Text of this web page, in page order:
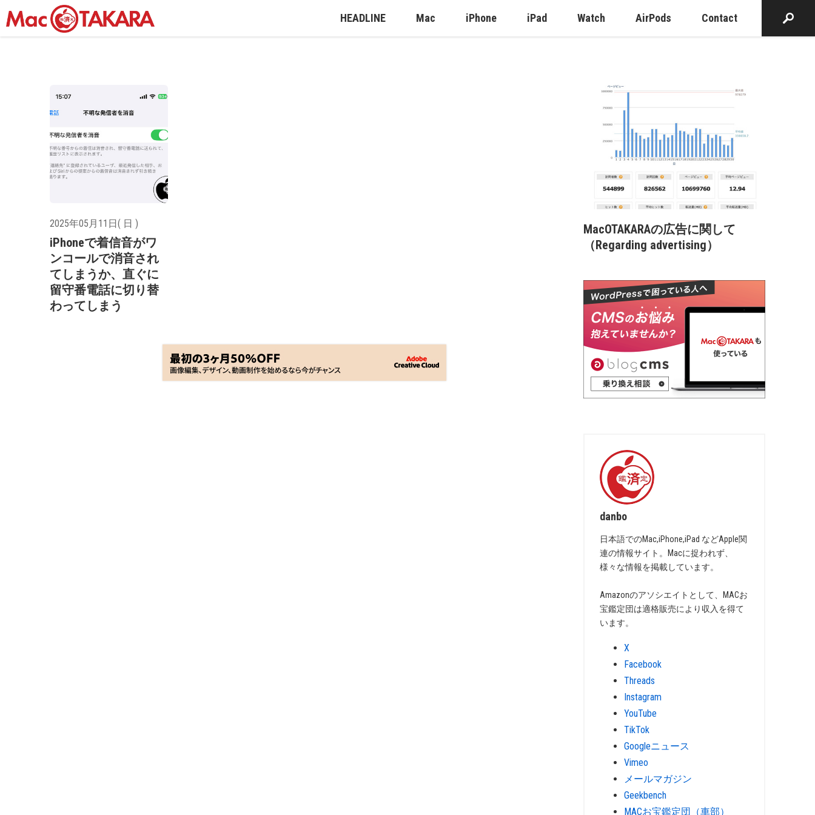
HEADLINE Mac iPhone iPad Watch AirPods Contact
2025年05月11日( 日 )
iPhoneで着信音がワ
ンコールで消音され
てしまうか、直ぐに
留守番電話に切り替
わってしまう
MacOTAKARAの広告に関して
（Regarding advertising）
danbo
日本語でのMac,iPhone,iPad などApple関
連の情報サイト。Macに捉われず、
様々な情報を掲載しています。
Amazonのアソシエイトとして、MACお
宝鑑定団は適格販売により収入を得て
います。
X
Facebook
Threads
Instagram
YouTube
TikTok
Googleニュース
Vimeo
メールマガジン
Geekbench
MACお宝鑑定団（車部）